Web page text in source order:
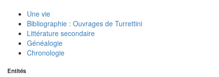
Une vie
Bibliographie : Ouvrages de Turrettini
Littérature secondaire
Généalogie
Chronologie
Entités